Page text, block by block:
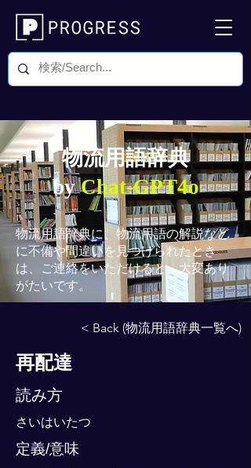
物流用語辞典
byChat-GPT4o
物流用語辞典に、物流用語の解説など
に不備や間違いを見つけられたとき
は、ご連絡をいただけると、大変あり
がたいです。
< Back (物流用語辞典一覧へ)
再配達
読み方
さいはいたつ
定義/意味